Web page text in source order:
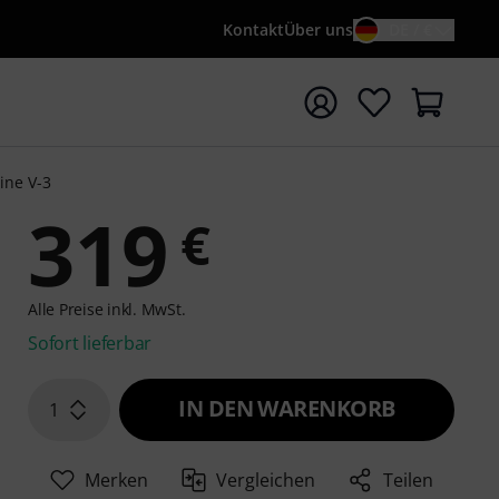
KontaktÜber uns
mit Suchwort {searchTerm} starten
V-3
319 €
Alle Preise inkl. MwSt.
Sofort lieferbar
1 IN DEN WARENKORB
Merken Vergleichen Teilen